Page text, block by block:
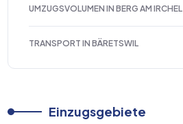
UMZUGSVOLUMEN IN BERG AM IRCHEL
TRANSPORT IN BÄRETSWIL
Einzugsgebiete